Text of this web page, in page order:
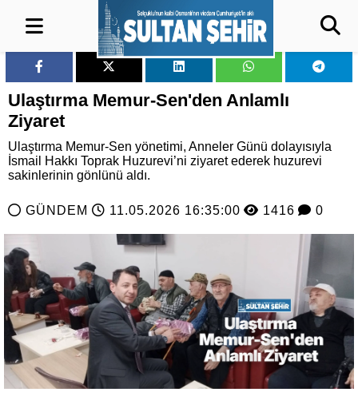
Ulaştırma Memur-Sen'den Anlamlı
Ziyaret
Ulaştırma Memur-Sen yönetimi, Anneler Günü dolayısıyla
İsmail Hakkı Toprak Huzurevi’ni ziyaret ederek huzurevi
sakinlerinin gönlünü aldı.
GÜNDEM 11.05.2026 16:35:00 1416 0